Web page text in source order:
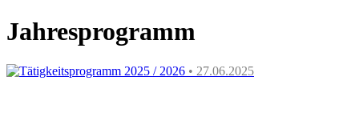
Jahresprogramm
Tätigkeitsprogramm 2025 / 2026 • 27.06.2025